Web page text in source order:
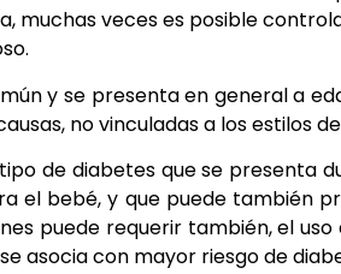
muchas veces es posible
y se presenta en general a
no vinculadas a los estilos
de diabetes que se presenta
el bebé, y que puede también
puede requerir también, el
asocia con mayor riesgo de